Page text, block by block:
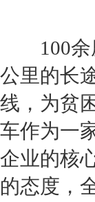
100余座
公里的长
线，为贫
车作为一
企业的核
的态度，